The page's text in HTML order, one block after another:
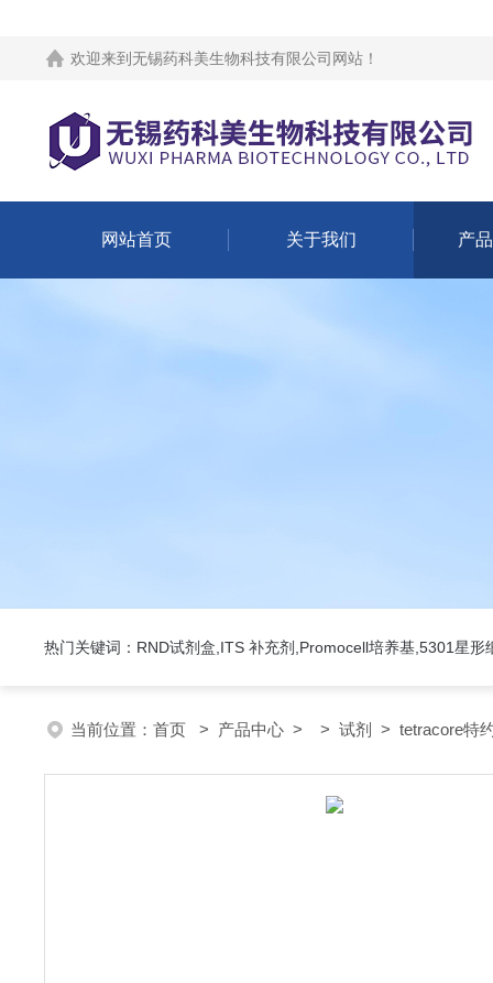
欢迎来到 无锡药科美生物科技有限公司网站 ！
网站首页 关于我们 产
热门关键词：RND试剂盒,ITS 补充剂,Promocell培养基,5301星形
当前位置： 首页 > 产品中心 > > 试剂 > tetracore特